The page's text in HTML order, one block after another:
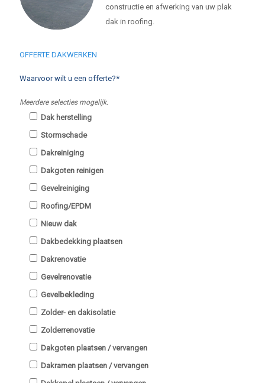
constructie en afwerking van uw plak
dak in roofing.
OFFERTE DAKWERKEN
Waarvoor wilt u een offerte?*
Meerdere selecties mogelijk.
Dak herstelling
Stormschade
Dakreiniging
Dakgoten reinigen
Gevelreiniging
Roofing/EPDM
Nieuw dak
Dakbedekking plaatsen
Dakrenovatie
Gevelrenovatie
Gevelbekleding
Zolder- en dakisolatie
Zolderrenovatie
Dakgoten plaatsen / vervangen
Dakramen plaatsen / vervangen